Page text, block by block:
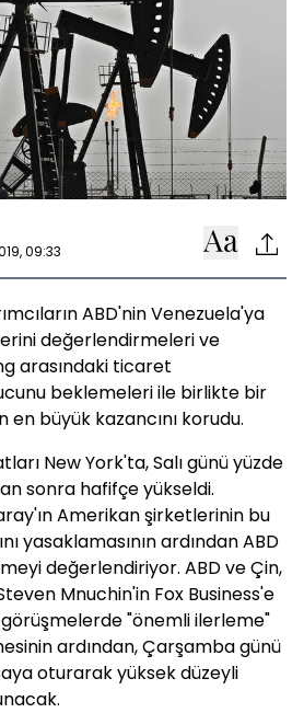
09:33
ABD'nin Venezuela'ya
değerlendirmeleri ve
arasındaki ticaret
beklemeleri ile birlikte bir
en büyük kazancını korudu.
New York'ta, Salı günü yüzde
sonra hafifçe yükseldi.
Amerikan şirketlerinin bu
yasaklamasının ardından ABD
değerlendiriyor. ABD ve Çin,
Mnuchin'in Fox Business'e
görüşmelerde "önemli ilerleme"
ardından, Çarşamba günü
oturarak yüksek düzeyli